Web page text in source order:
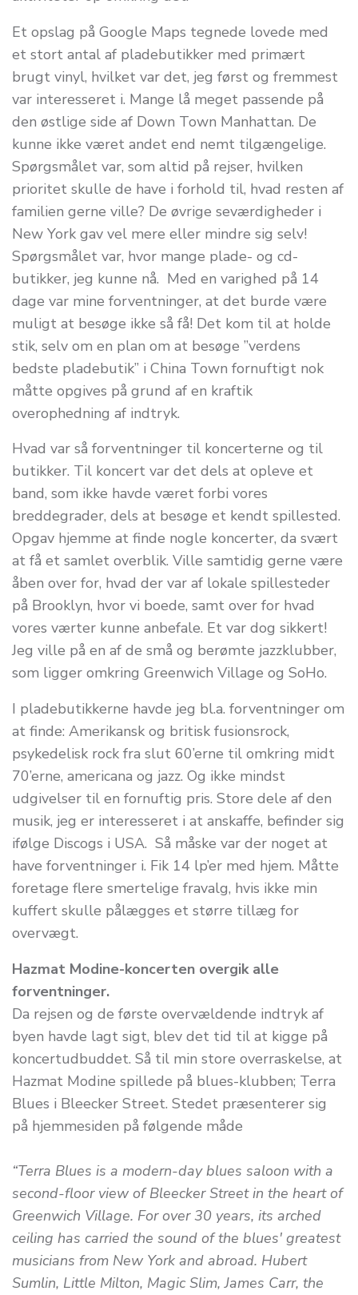
Et opslag på Google Maps tegnede lovede med
et stort antal af pladebutikker med primært
brugt vinyl, hvilket var det, jeg først og fremmest
var interesseret i. Mange lå meget passende på
den østlige side af Down Town Manhattan. De
kunne ikke været andet end nemt tilgængelige.
Spørgsmålet var, som altid på rejser, hvilken
prioritet skulle de have i forhold til, hvad resten af
familien gerne ville? De øvrige seværdigheder i
New York gav vel mere eller mindre sig selv!
Spørgsmålet var, hvor mange plade- og cd-
butikker, jeg kunne nå. Med en varighed på 14
dage var mine forventninger, at det burde være
muligt at besøge ikke så få! Det kom til at holde
stik, selv om en plan om at besøge ”verdens
bedste pladebutik” i China Town fornuftigt nok
måtte opgives på grund af en kraftik
overophedning af indtryk.
Hvad var så forventninger til koncerterne og til
butikker. Til koncert var det dels at opleve et
band, som ikke havde været forbi vores
breddegrader, dels at besøge et kendt spillested.
Opgav hjemme at finde nogle koncerter, da svært
at få et samlet overblik. Ville samtidig gerne være
åben over for, hvad der var af lokale spillesteder
på Brooklyn, hvor vi boede, samt over for hvad
vores værter kunne anbefale. Et var dog sikkert!
Jeg ville på en af de små og berømte jazzklubber,
som ligger omkring Greenwich Village og SoHo.
I pladebutikkerne havde jeg bl.a. forventninger om
at finde: Amerikansk og britisk fusionsrock,
psykedelisk rock fra slut 60’erne til omkring midt
70’erne, americana og jazz. Og ikke mindst
udgivelser til en fornuftig pris. Store dele af den
musik, jeg er interesseret i at anskaffe, befinder sig
ifølge Discogs i USA. Så måske var der noget at
have forventninger i. Fik 14 lp’er med hjem. Måtte
foretage flere smertelige fravalg, hvis ikke min
kuffert skulle pålægges et større tillæg for
overvægt.
Hazmat Modine-koncerten overgik alle
forventninger.
Da rejsen og de første overvældende indtryk af
byen havde lagt sigt, blev det tid til at kigge på
koncertudbuddet. Så til min store overraskelse, at
Hazmat Modine spillede på blues-klubben; Terra
Blues i Bleecker Street. Stedet præsenterer sig
på hjemmesiden på følgende måde
“Terra Blues is a modern-day blues saloon with a
second-floor view of Bleecker Street in the heart of
Greenwich Village. For over 30 years, its arched
ceiling has carried the sound of the blues' greatest
musicians from New York and abroad. Hubert
Sumlin, Little Milton, Magic Slim, James Carr, the